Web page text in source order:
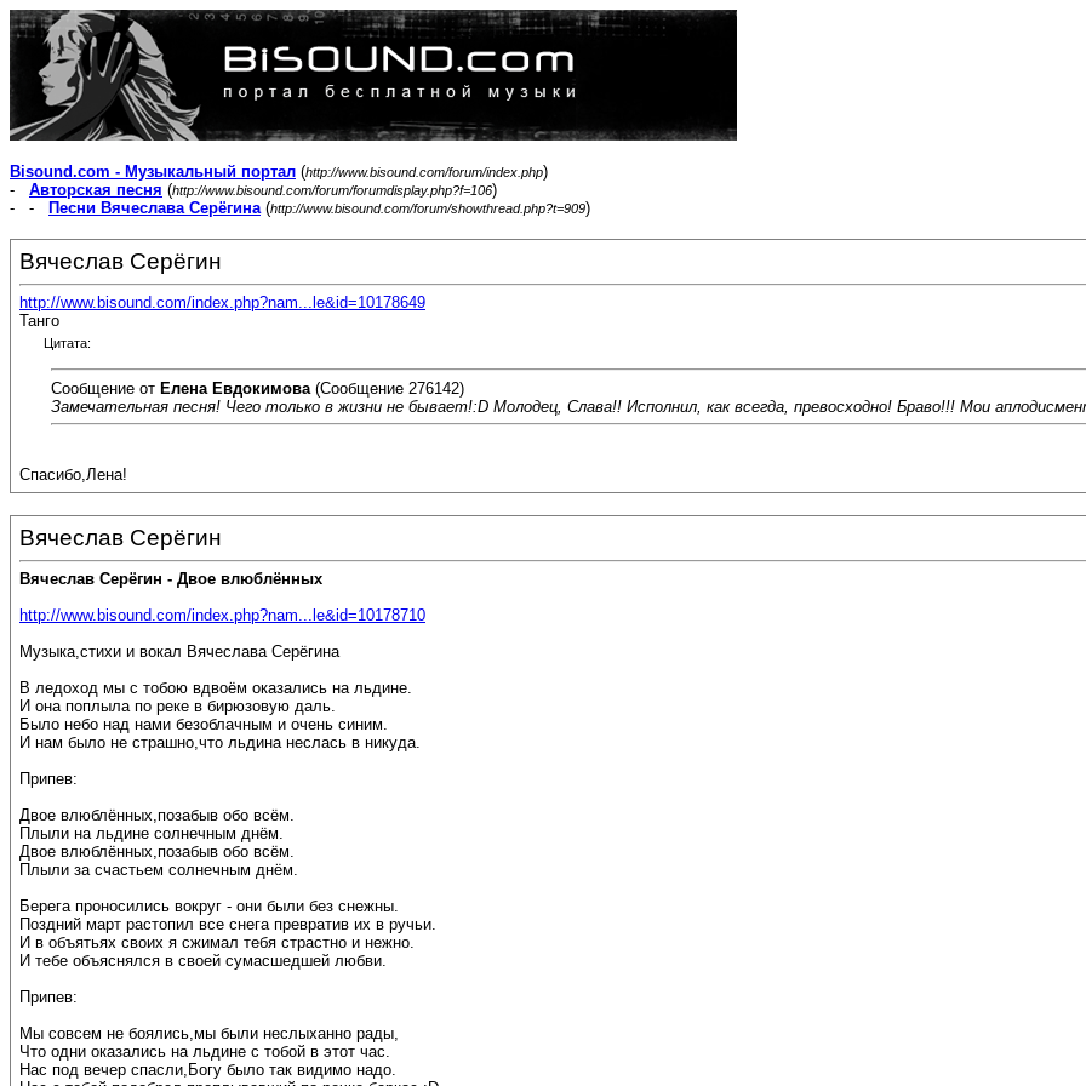
Bisound.com - Музыкальный портал (http://www.bisound.com/forum/index.php)
- Авторская песня (http://www.bisound.com/forum/forumdisplay.php?f=106)
- -
Песни Вячеслава Серёгина(http://www.bisound.com/forum/showthread.php?t=909)
Вячеслав Серёгин
http://www.bisound.com/index.php?nam...le&id=10178649
Танго
Цитата:
Сообщение от Елена Евдокимова (Сообщение 276142)
Замечательная песня! Чего только в жизни не бывает!:D Молодец, Слава!! Исполнил, как всегда, превосходно! Браво!!! Мои
Спасибо,Лена!
Вячеслав Серёгин
Вячеслав Серёгин - Двое влюблённых
http://www.bisound.com/index.php?nam...le&id=10178710
Музыка,стихи и вокал Вячеслава Серёгина
В ледоход мы с тобою вдвоём оказались на льдине.
И она поплыла по реке в бирюзовую даль.
Было небо над нами безоблачным и очень синим.
И нам было не страшно,что льдина неслась в никуда.
Припев:
Двое влюблённых,позабыв обо всём.
Плыли на льдине солнечным днём.
Двое влюблённых,позабыв обо всём.
Плыли за счастьем солнечным днём.
Берега проносились вокруг - они были без снежны.
Поздний март растопил все снега превратив их в ручьи.
И в объятьях своих я сжимал тебя страстно и нежно.
И тебе объяснялся в своей сумасшедшей любви.
Припев:
Мы совсем не боялись,мы были неслыханно рады,
Что одни оказались на льдине с тобой в этот час.
Нас под вечер спасли,Богу было так видимо надо.